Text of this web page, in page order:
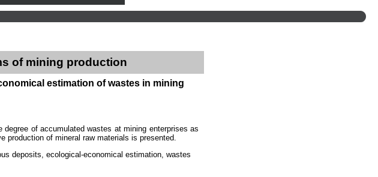
of mining production
estimation of wastes in mining
degree of accumulated wastes at mining enterprises as
production of mineral raw materials is presented.
deposits, ecological-economical estimation, wastes